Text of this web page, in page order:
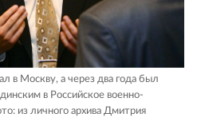
в Москву, а через два года был
в Российское военно-
из личного архива Дмитрия